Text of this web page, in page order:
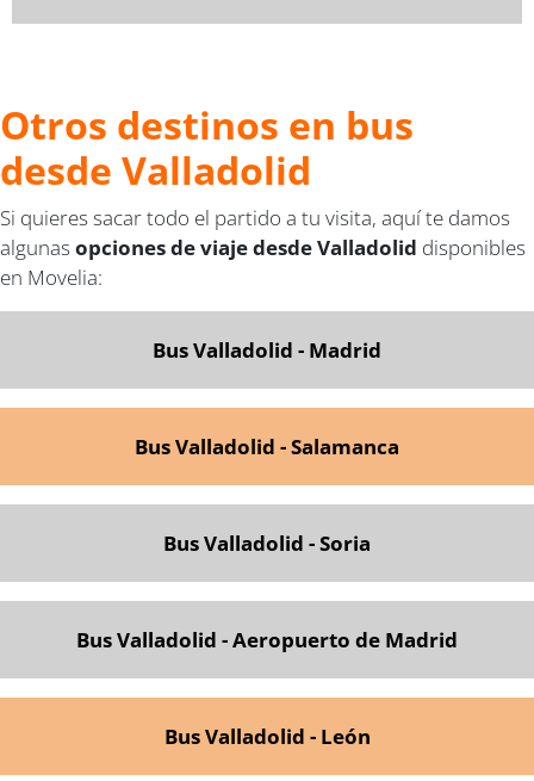
Otros destinos en bus
desde Valladolid
Si quieres sacar todo el partido a tu visita, aquí te damos
algunas opciones de viaje desde Valladolid disponibles
en Movelia:
Bus Valladolid - Madrid
Bus Valladolid - Salamanca
Bus Valladolid - Soria
Bus Valladolid - Aeropuerto de Madrid
Bus Valladolid - León